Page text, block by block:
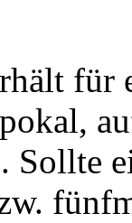
für
Sollte